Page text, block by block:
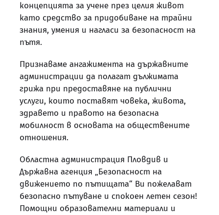
концепцията за учене през целия живот
като средство за придобиване на трайни
знания, умения и нагласи за безопасност на
пътя.
Признаваме ангажимента на държавните
администрации да полагат дължимата
грижа при предоставяне на публични
услуги, които поставят човека, живота,
здравето и правото на безопасна
мобилност в основата на обществените
отношения.
Областна администрация Пловдив и
Държавна агенция „Безопасност на
движението по пътищата“ Ви пожелават
безопасно пътуване и спокоен летен сезон!
Помощни образователни материали и